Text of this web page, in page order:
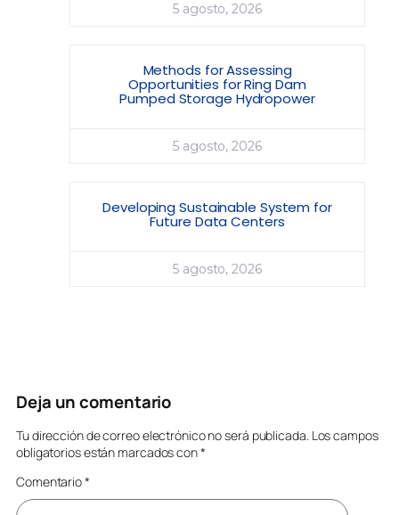
5 agosto, 2026
Methods for Assessing
Opportunities for Ring Dam
Pumped Storage Hydropower
5 agosto, 2026
Developing Sustainable System for
Future Data Centers
5 agosto, 2026
Deja un comentario
Tu dirección de correo electrónico no será publicada. Los campos
obligatorios están marcados con*
Comentario*